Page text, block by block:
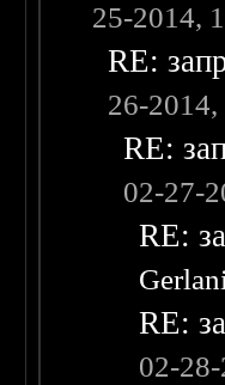
25-2014,
RE:
26-
RE:
02-27-
RE:
RE:
02-